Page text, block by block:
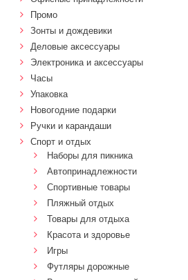
Промо
Зонты и дождевики
Деловые аксессуары
Электроника и аксессуары
Часы
Упаковка
Новогодние подарки
Ручки и карандаши
Спорт и отдых
Наборы для пикника
Автопринадлежности
Спортивные товары
Пляжный отдых
Товары для отдыха
Красота и здоровье
Игры
Футляры дорожные